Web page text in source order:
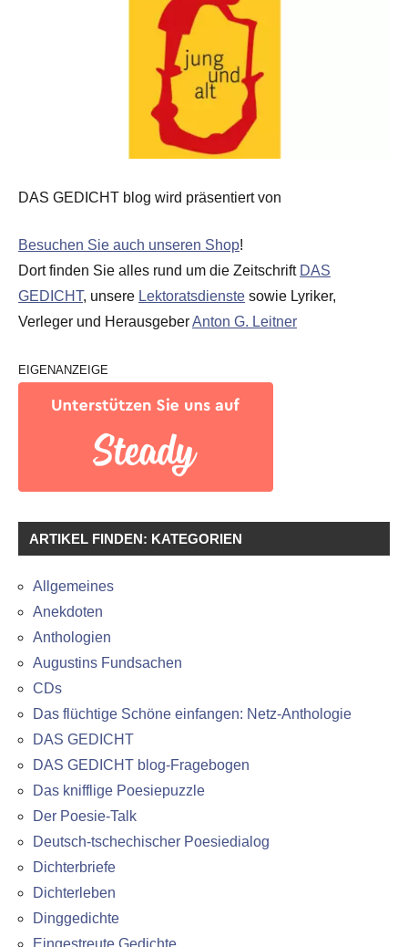
DAS GEDICHT blog wird präsentiert von
Besuchen Sie auch unseren Shop!
Dort finden Sie alles rund um die Zeitschrift DAS
GEDICHT, unsere Lektoratsdienste sowie Lyriker,
Verleger und HerausgeberAnton G. Leitner
EIGENANZEIGE
ARTIKEL FINDEN: KATEGORIEN
Allgemeines
Anekdoten
Anthologien
Augustins Fundsachen
CDs
Das flüchtige Schöne einfangen: Netz-Anthologie
DAS GEDICHT
DAS GEDICHT blog-Fragebogen
Das knifflige Poesiepuzzle
Der Poesie-Talk
Deutsch-tschechischer Poesiedialog
Dichterbriefe
Dichterleben
Dinggedichte
Eingestreute Gedichte